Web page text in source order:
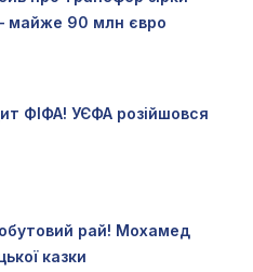
майже 90 млн євро
ФІФА! УЄФА розійшовся
рай! Мохамед
казки